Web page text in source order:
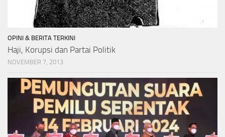
OPINI & BERITA TERKINI
Haji, Korupsi dan Partai Politik
NOVEMBER 7, 2013